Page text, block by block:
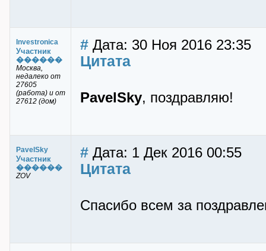
Investronica
Участник
������
Москва,
недалеко от
27605
(работа) и от
27612 (дом)
# Дата: 30 Ноя 2016 23:35
Цитата
PavelSky, поздравляю!
PavelSky
Участник
������
ZOV
# Дата: 1 Дек 2016 00:55
Цитата
Спасибо всем за